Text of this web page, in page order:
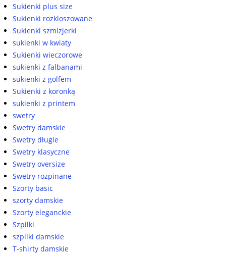
Sukienki plus size
Sukienki rozkloszowane
Sukienki szmizjerki
sukienki w kwiaty
Sukienki wieczorowe
sukienki z falbanami
sukienki z golfem
Sukienki z koronką
sukienki z printem
swetry
Swetry damskie
Swetry długie
Swetry klasyczne
Swetry oversize
Swetry rozpinane
Szorty basic
szorty damskie
Szorty eleganckie
Szpilki
szpilki damskie
T-shirty damskie